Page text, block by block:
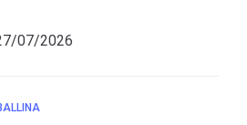
07/2026